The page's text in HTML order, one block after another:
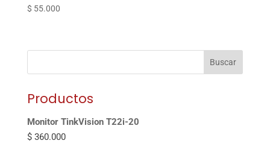
$ 55.000
Buscar
Productos
Monitor TinkVision T22i-20
$360.000